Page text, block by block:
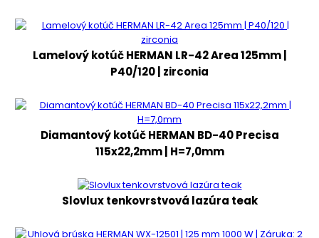
Lamelový kotúč HERMAN LR-42 Area 125mm |
P40/120 | zirconia
Diamantový kotúč HERMAN BD-40 Precisa
115x22,2mm | H=7,0mm
Slovlux tenkovrstvová lazúra teak